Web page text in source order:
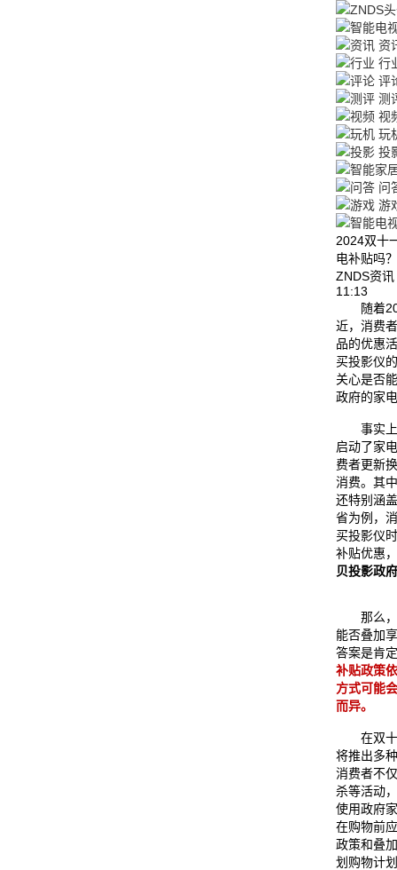
资
行
评
测
视
玩
投
问
游
2024双十
电补贴吗？
ZNDS资讯
11:13
随着
近，消费
品的优惠
买投影仪
关心是否
政府的家
事实上
启动了家
费者更新
消费。其
还特别涵
省为例，
买投影仪
补贴优惠
贝投影政
那么，
能否叠加
答案是肯
补贴政策
方式可能
而异。
在双十
将推出多
消费者不
杀等活动
使用政府
在购物前
政策和叠
划购物计